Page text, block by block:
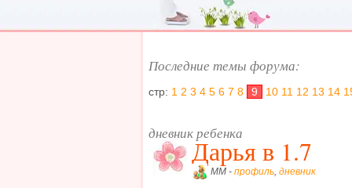
Последние темы форума:
стр: 1 2 3 4 5 6 7 8 9 10 11 12 13 14
дневник ребенка
Дарья в 1.7
MM - профиль, дневник